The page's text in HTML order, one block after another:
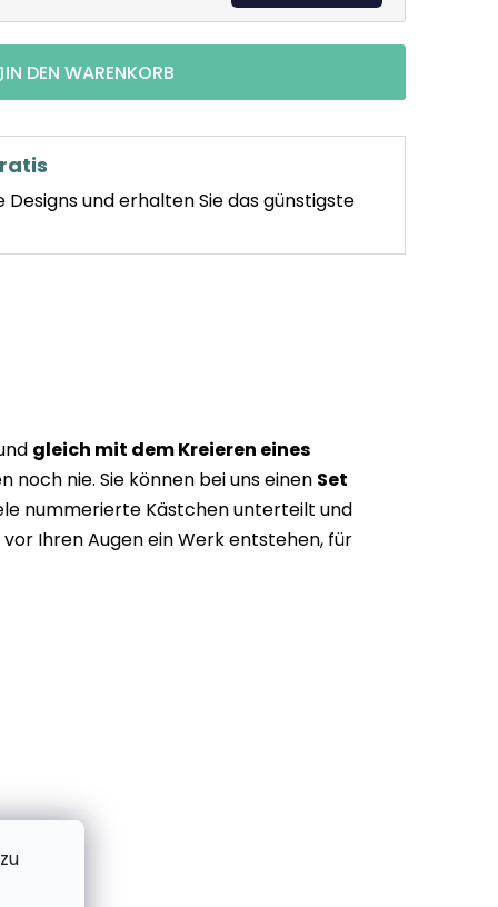
IN DEN WARENKORB
Designs und erhalten Sie das günstigste
gleich mit dem Kreieren eines
noch nie. Sie können bei uns einen Set
nummerierte Kästchen unterteilt und
Ihren Augen ein Werk entstehen, für